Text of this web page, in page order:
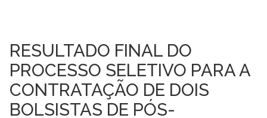
RESULTADO FINAL DO
PROCESSO SELETIVO PARA A
CONTRATAÇÃO DE DOIS
BOLSISTAS DE PÓS-